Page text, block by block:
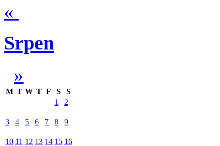
«
Srpen
»
M T W T F S
S
1
2
3 4 5 6 7 8 9
10 11 12 13 14 15 16